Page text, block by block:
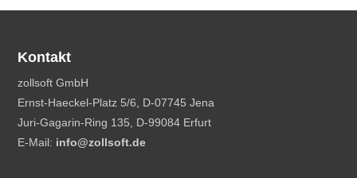
Kontakt
zollsoft GmbH
Ernst-Haeckel-Platz 5/6, D-07745 Jena
Juri-Gagarin-Ring 135, D-99084 Erfurt
E-Mail: info@zollsoft.de